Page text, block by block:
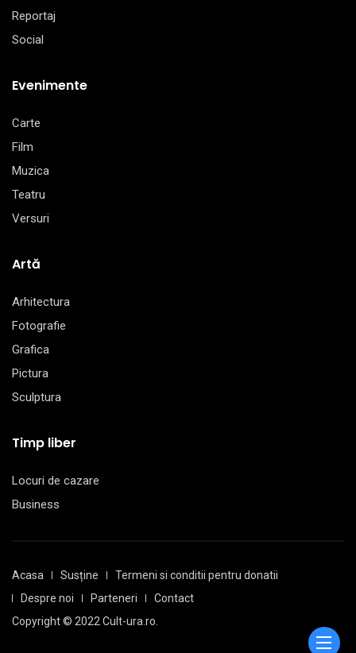
Reportaj
Social
Evenimente
Carte
Film
Muzica
Teatru
Versuri
Artă
Arhitectura
Fotografie
Grafica
Pictura
Sculptura
Timp liber
Locuri de cazare
Business
Acasa Susține
Termeni si conditii pentru donatii
Despre noi
Parteneri
Contact
Copyright © 2022 Cult-ura.ro.